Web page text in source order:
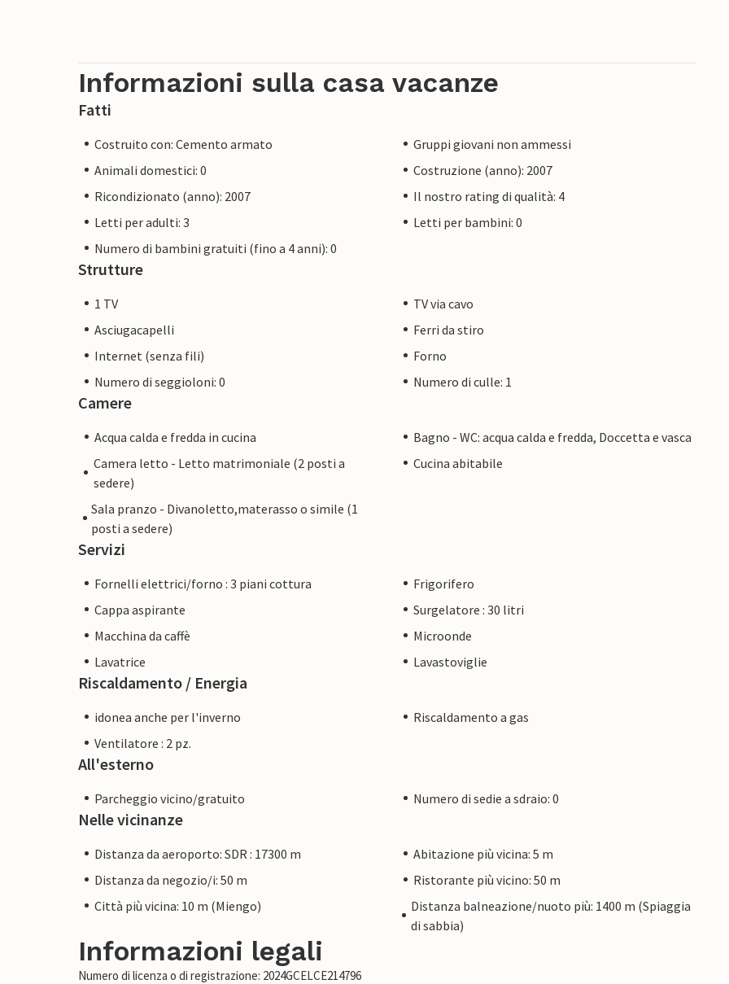
Informazioni sulla casa vacanze
Fatti
Costruito con: Cemento armato
Gruppi giovani non ammessi
Animali domestici: 0
Costruzione (anno): 2007
Ricondizionato (anno): 2007
Il nostro rating di qualità: 4
Letti per adulti: 3
Letti per bambini: 0
Numero di bambini gratuiti (fino a 4 anni): 0
Strutture
1 TV
TV via cavo
Asciugacapelli
Ferri da stiro
Internet (senza fili)
Forno
Numero di seggioloni: 0
Numero di culle: 1
Camere
Acqua calda e fredda in cucina
Bagno - WC: acqua calda e fredda, Doccetta e vasca
Camera letto - Letto matrimoniale (2 posti a
sedere)
Cucina abitabile
Sala pranzo - Divanoletto,materasso o simile (1
posti a sedere)
Servizi
Fornelli elettrici/forno : 3 piani cottura
Frigorifero
Cappa aspirante
Surgelatore : 30 litri
Macchina da caffè
Microonde
Lavatrice
Lavastoviglie
Riscaldamento / Energia
idonea anche per l'inverno
Riscaldamento a gas
Ventilatore : 2 pz.
All'esterno
Parcheggio vicino/gratuito Numero di sedie a sdraio: 0
Nelle vicinanze
Distanza da aeroporto: SDR : 17300 m
Abitazione più vicina: 5 m
Distanza da negozio/i: 50 m
Ristorante più vicino: 50 m
Città più vicina: 10 m (Miengo)
Distanza balneazione/nuoto più: 1400 m (Spiaggia
di sabbia)
Informazioni legali
Numero di licenza o di registrazione: 2024GCELCE214796